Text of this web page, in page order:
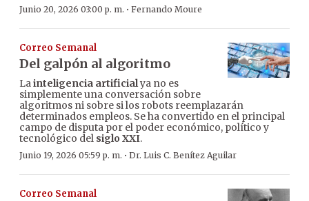
Junio 20, 2026 03:00 p. m. · Fernando Moure
Correo Semanal
Del galpón al algoritmo
Lainteligencia artificialya no es
simplemente una conversación sobre
algoritmos ni sobre si los robots reemplazarán
determinados empleos. Se ha convertido en el principal
campo de disputa por el poder económico, político y
tecnológico del siglo XXI.
Junio 19, 2026 05:59 p. m. · Dr. Luis C. Benítez Aguilar
Correo Semanal